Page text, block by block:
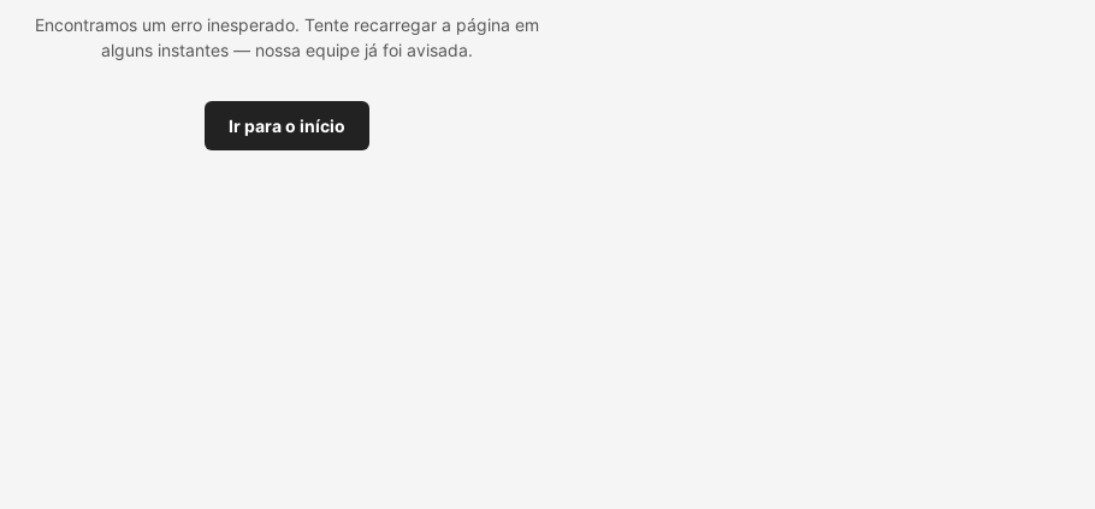
Encontramos um erro inesperado. Tente recarregar a página em
alguns instantes — nossa equipe já foi avisada.
Ir para o início